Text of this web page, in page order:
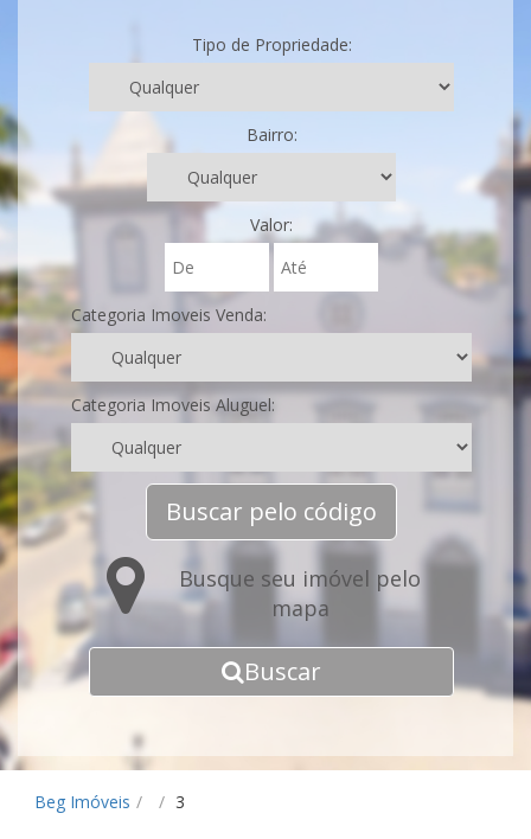
Tipo de Propriedade:
Bairro:
Valor:
Categoria Imoveis Venda:
Categoria Imoveis Aluguel:
Buscar pelo código
Busque seu imóvel pelo
mapa
Buscar
Beg Imóveis / / 3